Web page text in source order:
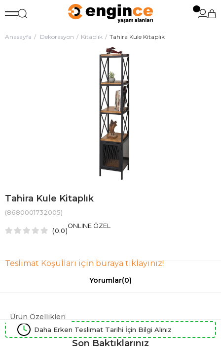
Anasayfa Dekorasyon Kitaplık Tahira Kule Kitaplık
Tahira Kule Kitaplık
(8680001732005)
0.0
Teslimat Koşulları için buraya tıklayınız!
ONLINE ÖZEL
Yorumlar(0)
Ürün Özellikleri
Daha Erken Teslimat Tarihi İçin Bilgi Alınız
Son Baktıklarınız